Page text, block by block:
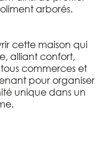
arborés.
cette maison qui
alliant confort,
commerces et
pour organiser
unique dans un